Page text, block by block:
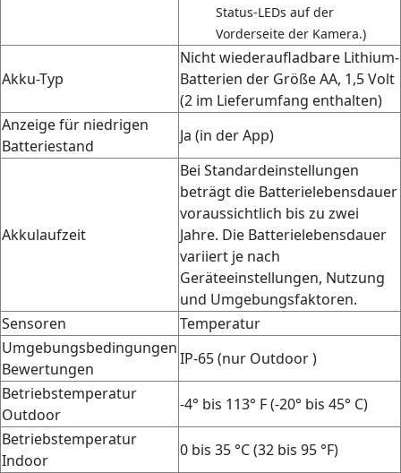
Status-LEDs auf der
Vorderseite der Kamera.)
Akku-Typ
Nicht wiederaufladbare Lithium-
Batterien der Größe AA, 1,5 Volt
(2 im Lieferumfang enthalten)
Anzeige für niedrigen
Batteriestand
Ja (in der App)
Akkulaufzeit
Bei Standardeinstellungen
beträgt die Batterielebensdauer
voraussichtlich bis zu zwei
Jahre. Die Batterielebensdauer
variiert je nach
Geräteeinstellungen, Nutzung
und Umgebungsfaktoren.
Sensoren
Temperatur
Umgebungsbedingungen
Bewertungen
IP-65 (nur Outdoor )
Betriebstemperatur
Outdoor
-4° bis 113° F (-20° bis 45° C)
Betriebstemperatur
Indoor
0 bis 35 °C (32 bis 95 °F)